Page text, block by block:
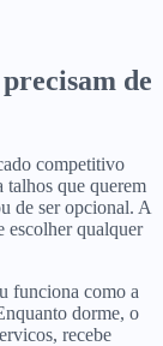
precisam de
competitivo
talhos que querem
de ser opcional. A
escolher qualquer
funciona como a
dorme, o
recebe